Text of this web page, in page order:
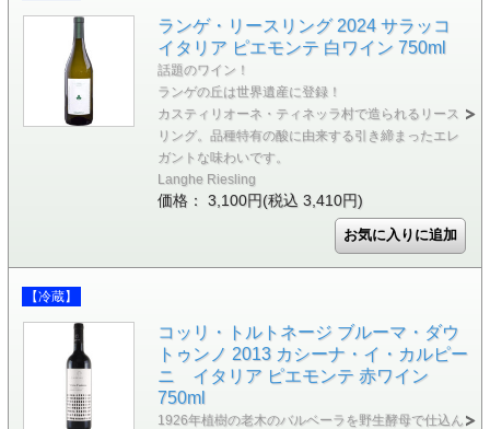
ランゲ・リースリング 2024 サラッコ
イタリア ピエモンテ 白ワイン 750ml
話題のワイン！
ランゲの丘は世界遺産に登録！
カスティリオーネ・ティネッラ村で造られるリース
リング。品種特有の酸に由来する引き締まったエレ
ガントな味わいです。
Langhe Riesling
価格： 3,100円(税込 3,410円)
【冷蔵】
コッリ・トルトネージ ブルーマ・ダウ
トゥンノ 2013 カシーナ・イ・カルピー
ニ イタリア ピエモンテ 赤ワイン
750ml
1926年植樹の老木のバルベーラを野生酵母で仕込ん